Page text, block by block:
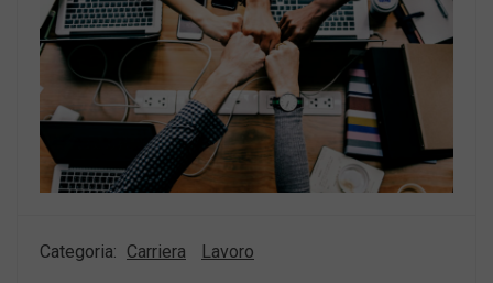
Categoria: Carriera Lavoro